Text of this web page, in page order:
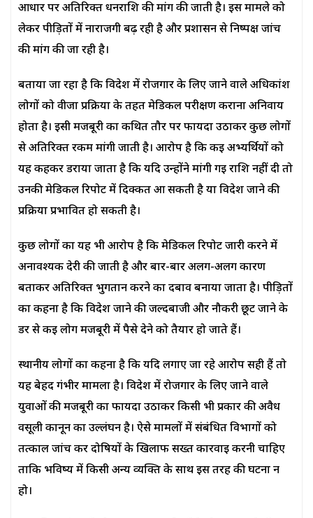
आधार पर अतिरिक्त धनराशि की मांग की जाती है। इस मामले को
लेकर पीड़ितों में नाराजगी बढ़ रही है और प्रशासन से निष्पक्ष जांच
की मांग की जा रही है।
बताया जा रहा है कि विदेश में रोजगार के लिए जाने वाले अधिकांश
लोगों को वीजा प्रक्रिया के तहत मेडिकल परीक्षण कराना अनिवार्य
होता है। इसी मजबूरी का कथित तौर पर फायदा उठाकर कुछ लोगों
से अतिरिक्त रकम मांगी जाती है। आरोप है कि कई अभ्यर्थियों को
यह कहकर डराया जाता है कि यदि उन्होंने मांगी गई राशि नहीं दी तो
उनकी मेडिकल रिपोर्ट में दिक्कत आ सकती है या विदेश जाने की
प्रक्रिया प्रभावित हो सकती है।
कुछ लोगों का यह भी आरोप है कि मेडिकल रिपोर्ट जारी करने में
अनावश्यक देरी की जाती है और बार-बार अलग-अलग कारण
बताकर अतिरिक्त भुगतान करने का दबाव बनाया जाता है। पीड़ितों
का कहना है कि विदेश जाने की जल्दबाजी और नौकरी छूट जाने के
डर से कई लोग मजबूरी में पैसे देने को तैयार हो जाते हैं।
स्थानीय लोगों का कहना है कि यदि लगाए जा रहे आरोप सही हैं तो
यह बेहद गंभीर मामला है। विदेश में रोजगार के लिए जाने वाले
युवाओं की मजबूरी का फायदा उठाकर किसी भी प्रकार की अवैध
वसूली कानून का उल्लंघन है। ऐसे मामलों में संबंधित विभागों को
तत्काल जांच कर दोषियों के खिलाफ सख्त कार्रवाई करनी चाहिए
ताकि भविष्य में किसी अन्य व्यक्ति के साथ इस तरह की घटना न
हो।